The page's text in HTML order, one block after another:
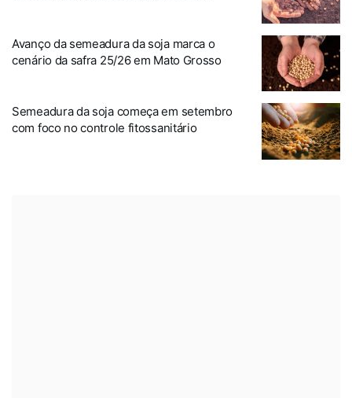
Avanço da semeadura da soja marca o
cenário da safra 25/26 em Mato Grosso
Semeadura da soja começa em setembro
com foco no controle fitossanitário